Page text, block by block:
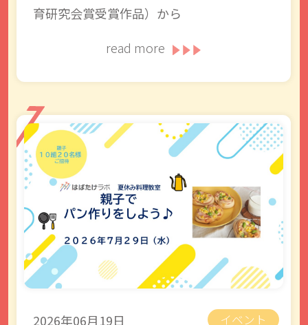
育研究会賞受賞作品）から
read more
2026年06月19日 イベント